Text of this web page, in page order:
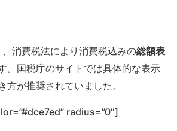
消費税法により消費税込みの総額表
。国税庁のサイトでは具体的な表示
方が推奨されていました。
radius=”0″]